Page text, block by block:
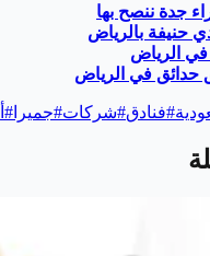
جدة ننصح بها
الرياض
#فنادق#شركات#جميرا #